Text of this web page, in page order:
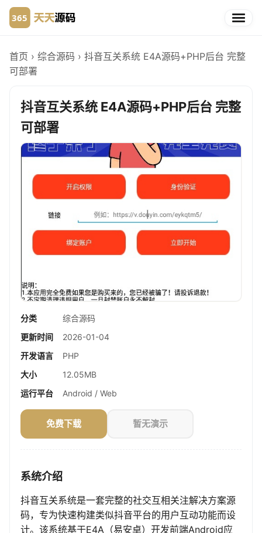
首页 › 综合源码 › 抖音互关系统 E4A源码+PHP后台 完整
可部署
抖音互关系统 E4A源码+PHP后台 完整
可部署
分类
综合源码
更新时间
2026-01-04
开发语言
PHP
大小
12.05MB
运行平台
Android / Web
免费下载 暂无演示
系统介绍
抖音互关系统是一套完整的社交互相关注解决方案源
码，专为快速构建类似抖音平台的用户互动功能而设
计。该系统基于E4A（易安卓）开发前端Android应